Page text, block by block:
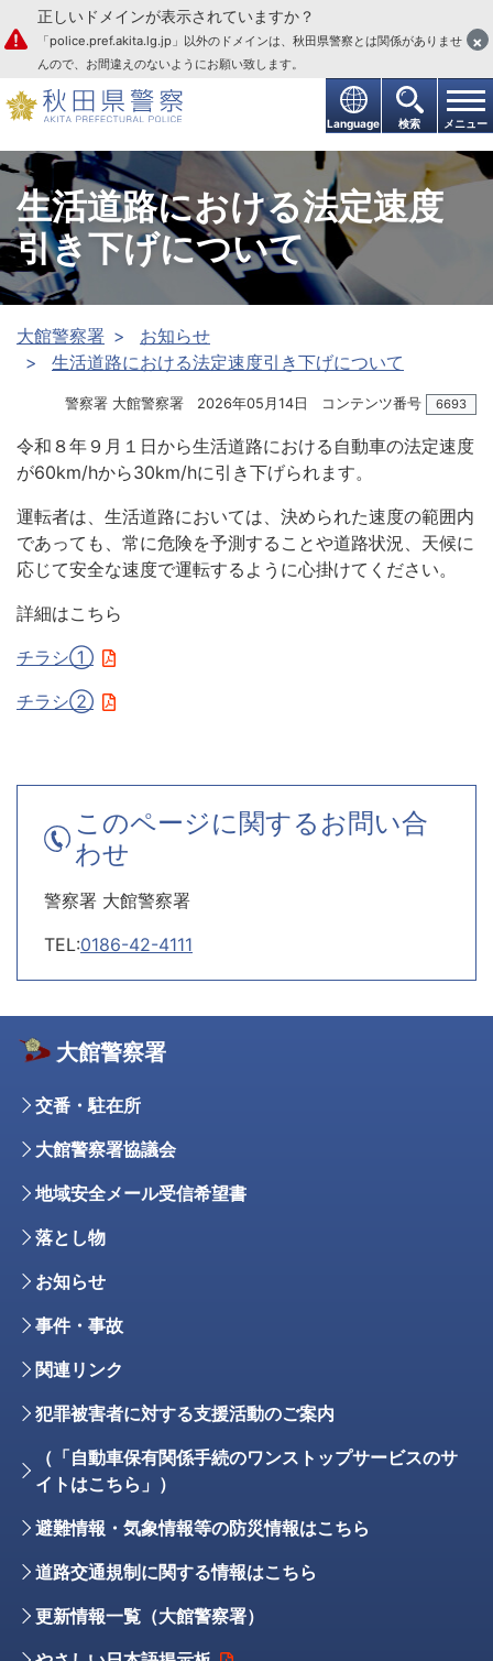
本文へ
Language 検索 メニュー
正しいドメインが表示されていますか？
「police.pref.akita.lg.jp」以外のドメインは、秋田県警察とは関係がありませ
んので、お間違えのないようにお願い致します。
×
生活道路における法定速度
引き下げについて
大館警察署
お知らせ
生活道路における法定速度引き下げについて
警察署 大館警察署 2026年05月14日 コンテンツ番号 6693
令和８年９月１日から生活道路における自動車の法定速度
が60km/hから30km/hに引き下げられます。
運転者は、生活道路においては、決められた速度の範囲内
であっても、常に危険を予測することや道路状況、天候に
応じて安全な速度で運転するように心掛けてください。
詳細はこちら
チラシ①
チラシ②
このページに関するお問い合
わせ
警察署 大館警察署
TEL:0186-42-4111
大館警察署
交番・駐在所
大館警察署協議会
地域安全メール受信希望書
落とし物
お知らせ
事件・事故
関連リンク
犯罪被害者に対する支援活動のご案内
（「自動車保有関係手続のワンストップサービスのサ
イトはこちら」）
避難情報・気象情報等の防災情報はこちら
道路交通規制に関する情報はこちら
更新情報一覧（大館警察署）